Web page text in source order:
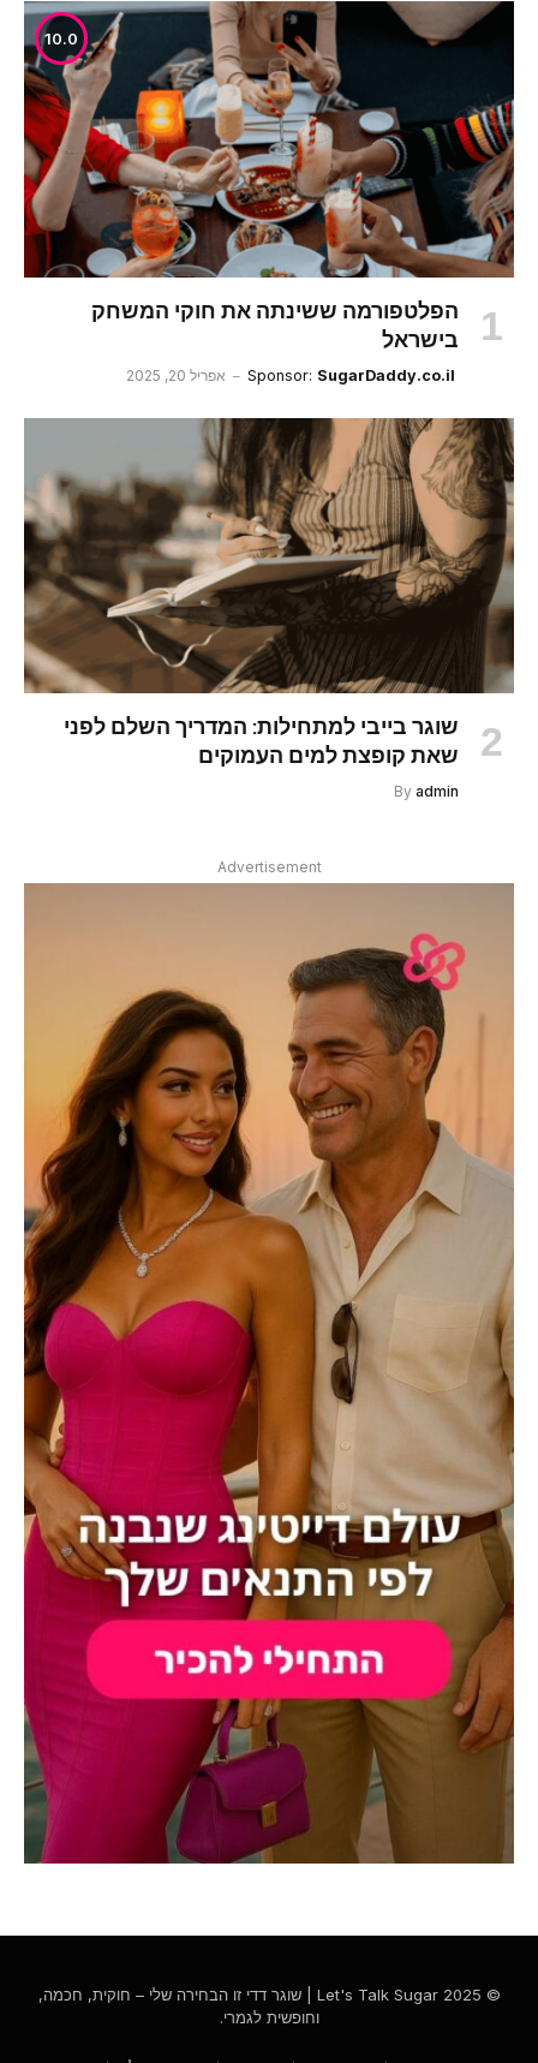
10.0
הפלטפורמה ששינתה את חוקי המשחק
בישראל
Sponsor: SugarDaddy.co.il אפריל 20, 2025
שוגר בייבי למתחילות: המדריך השלם לפני
שאת קופצת למים העמוקים
By admin
Advertisement
© 2025 Let's Talk Sugar | שוגר דדי זו הבחירה שלי – חוקית, חכמה,
וחופשית לגמרי.